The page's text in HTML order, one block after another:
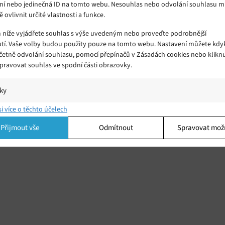
nebo jedinečná ID na tomto webu. Nesouhlas nebo odvolání souhlasu
ovlivnit určité vlastnosti a funkce.
vyjádřete souhlas s výše uvedeným nebo proveďte podrobnější
Vaše volby budou použity pouze na tomto webu. Nastavení můžete
odvolání souhlasu, pomocí přepínačů v Zásadách cookies nebo
souhlas ve spodní části obrazovky.
a/nebo přístup k informacím v zařízení, Porozumění publiku
kombinací údajů z různých zdrojů.
více o těchto účelech
Přijmout vše Odmítnout Spravovat